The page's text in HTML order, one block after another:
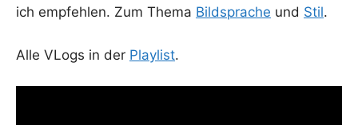
ich emp­feh­len. Zum The­ma Bild­spra­che und Stil.
Alle VLogs in der Play­list.